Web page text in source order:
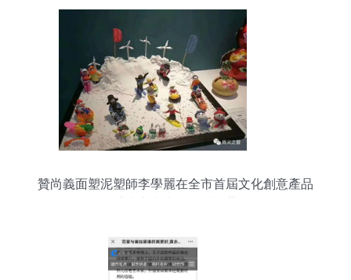
贊尚義面塑泥塑師李學麗在全市首屆文化創意產品